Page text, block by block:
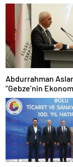
Abdurrahman
“Gebze’nin
Daha da İleri